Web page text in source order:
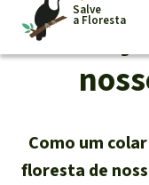
Salve
a Floresta
Como um
floresta de